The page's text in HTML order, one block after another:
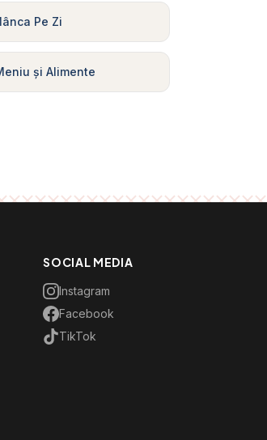
Pe Zi
și Alimente
SOCIAL MEDIA
Instagram
Facebook
TikTok